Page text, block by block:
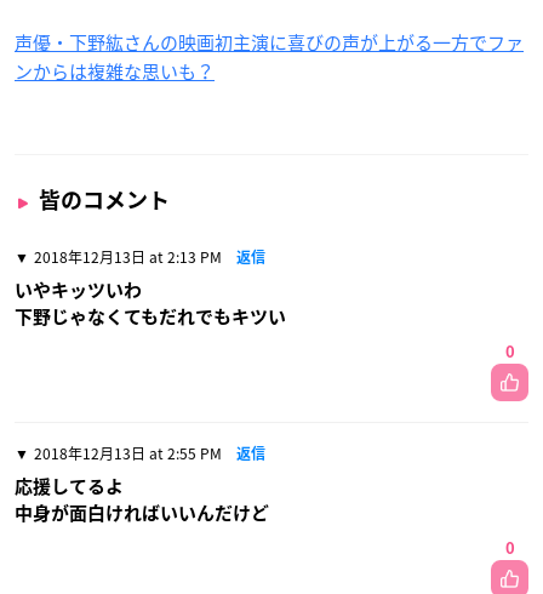
声優・下野紘さんの映画初主演に喜びの声が上がる一方でファ
ンからは複雑な思いも？
皆のコメント
2018年12月13日 at 2:13 PM 返信
いやキッツいわ
下野じゃなくてもだれでもキツい
0
2018年12月13日 at 2:55 PM 返信
応援してるよ
中身が面白ければいいんだけど
0